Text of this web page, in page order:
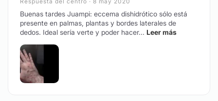
Buenas tardes Juampi: eccema dishidrótico sólo está
presente en palmas, plantas y bordes laterales de
dedos. Ideal sería verte y poder hacer... Leer más